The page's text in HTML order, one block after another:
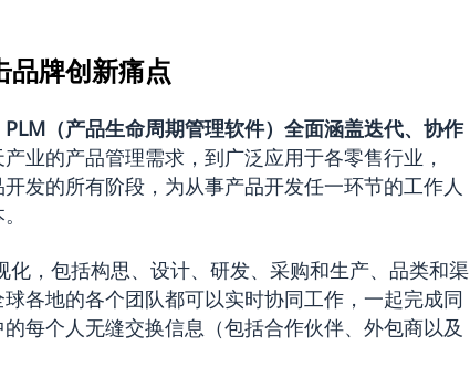
品牌创新痛点
PLM（产品生命周期管理软件）全面涵盖迭代、协作
业的产品管理需求，到广泛应用于各零售行业，
发的所有阶段，为从事产品开发任一环节的工作人
，包括构思、设计、研发、采购和生产、品类和渠
各地的各个团队都可以实时协同工作，一起完成同
每个人无缝交换信息（包括合作伙伴、外包商以及